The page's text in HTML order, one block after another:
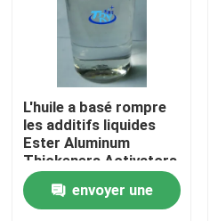
Accueil
A propos de nous
Contacts
L'huile a basé rompre
les additifs liquides
Ester Aluminum
Thickeners Activators
Breakers
phosphorique
envoyer une